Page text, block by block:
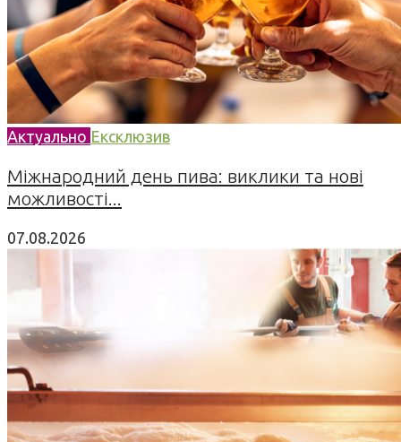
Актуально Ексклюзив
Міжнародний день пива: виклики та нові
можливості...
07.08.2026